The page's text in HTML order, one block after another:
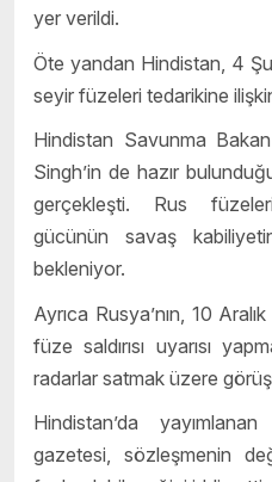
yer verildi.
Öte yandan Hindistan, 4
seyir füzeleri tedarikine
Hindistan Savunma Bakan
Singh’in de hazır
gerçekleşti. Rus
gücünün savaş
bekleniyor.
Ayrıca Rusya’nın, 10
füze saldırısı uyarısı
radarlar satmak üzere
Hindistan’da
gazetesi, sözleşmenin